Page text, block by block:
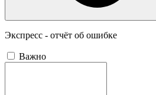
Экспресс - отчёт об ошибке
Важно